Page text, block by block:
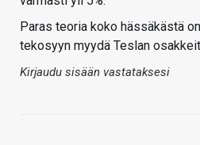
Paras teoria koko hässäkästä
tekosyyn myydä Teslan
Kirjaudu sisään vastataksesi